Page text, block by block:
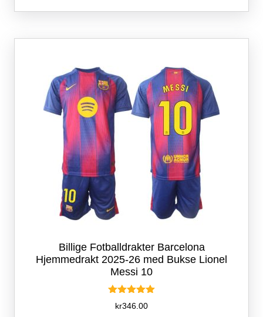
flere
Alternativene
velges
på
produktsiden
Billige Fotballdrakter Barcelona
Hjemmedrakt 2025-26 med Bukse Lionel
Messi 10
Vurdert
5.00
kr346.00